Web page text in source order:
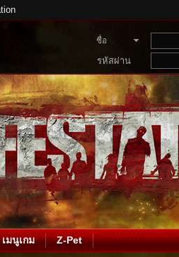
ชื่อ
สมาชิก
รหัสผ่าน
เมนูเกม Z-Pet